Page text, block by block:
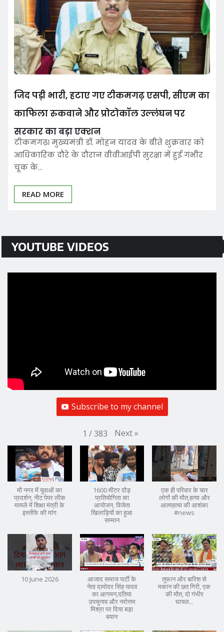
जिद पड़ी भारी, हटाए गए टीकमगढ़ एसपी, सीएम का
काफिला रुकवाने और प्रोटोकॉल उल्लंघन पर
सरकार का बड़ा एक्शन
टीकमगढ़। मुख्यमंत्री डॉ. मोहन यादव के बीते शुक्रवार को
आधिकारिक दौरे के दौरान वीवीआईपी सुरक्षा में हुई गंभीर
चूक के…
READ MORE
YOUTUBE VIDEOS
Subscribe to my channel
1 /383 Next»
मौ नगर में युवाओं का
प्रदर्शन, नीट पेपर लीक
मामले में शिक्षा मंत्री के
इस्तीफे की मांग
1600 मीटर दौड़
प्रतियोगिता का
आयोजन, विजेता
खिलाड़ियों का हुआ
सम्मान
एक ही परिवार के चार
लोगों की मौत,हत्या और
आत्महत्या की आशंका
#news
10 June 2026
आजाद समाज पार्टी के
नेता दामोदर सिंह यादव
का आगमन,दतिया
उपचुनाव और नरोत्तम
मिश्रा पर दिया बड़ा
बयान
तूफान और बारिश से
मकान की छत गिरी, एक
की मौत, दो गंभीर
घायल...